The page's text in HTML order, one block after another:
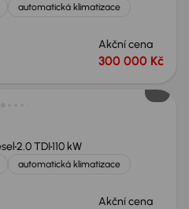
automatická klimatizace
Akční cena
300 000 Kč
2.0 TDI110 kW
automatická klimatizace
Akční cena